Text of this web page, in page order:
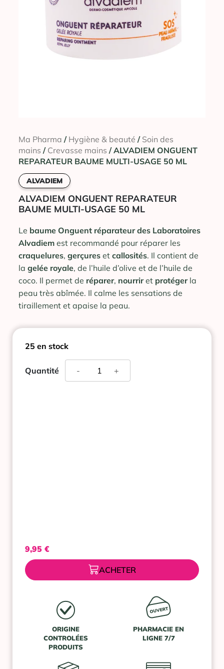
Ma Pharma / Hygiène & beauté / Soin des
mains / Crevasse mains / ALVADIEM ONGUENT
REPARATEUR BAUME MULTI-USAGE 50 ML
ALVADIEM
ALVADIEM ONGUENT REPARATEUR
BAUME MULTI-USAGE 50 ML
Le baume Onguent réparateur des Laboratoires
Alvadiem est recommandé pour réparer les
craquelures, gerçures et callosités. Il contient de
la gelée royale, de l’huile d’olive et de l’huile de
coco. Il permet de réparer, nourriret protégerla
peau très abîmée. Il calme les sensations de
tiraillement et apaise la peau.
25 en stock
Quantité +
quantité
-
9,95 €
ACHETER
ORIGINE
CONTROLÉES
PRODUITS
PHARMACIE EN
LIGNE 7/7